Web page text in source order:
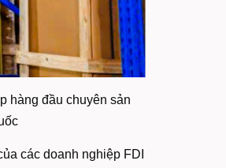
hàng đầu chuyên sản
các doanh nghiệp FDI